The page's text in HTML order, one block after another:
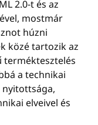
2.0-t és az
mostmár
húzni
közé tartozik az
terméktesztelés
a technikai
elveivel és